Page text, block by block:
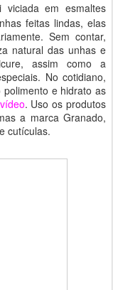
em esmaltes
feitas lindas, elas
Sem contar,
natural das unhas e
assim como a
No cotidiano,
e hidrato as
vídeo. Uso os produtos
a marca Granado,
cutículas.